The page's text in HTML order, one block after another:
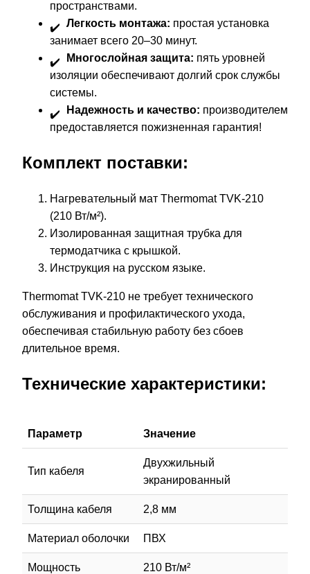
пространствами.
Легкость монтажа: простая установка
занимает всего 20–30 минут.
Многослойная защита: пять уровней
изоляции обеспечивают долгий срок службы
системы.
Надежность и качество: производителем
предоставляется пожизненная гарантия!
Комплект поставки:
Нагревательный мат Thermomat TVK-210
(210 Вт/м²).
Изолированная защитная трубка для
термодатчика с крышкой.
Инструкция на русском языке.
Thermomat TVK-210 не требует технического
обслуживания и профилактического ухода,
обеспечивая стабильную работу без сбоев
длительное время.
Технические характеристики:
Параметр Значение
Тип кабеля
Двухжильный
экранированный
Толщина кабеля 2,8 мм
Материал оболочки ПВХ
Мощность 210 Вт/м²